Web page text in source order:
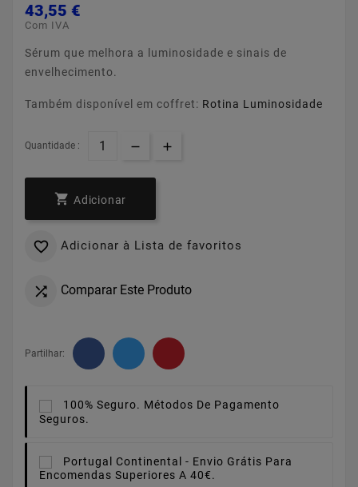
43,55 €
Com IVA
Sérum que melhora a luminosidade e sinais de
envelhecimento.
Também disponível em coffret: Rotina Luminosidade
Quantidade :
 Adicionar
 Adicionar à Lista de favoritos
 Comparar Este Produto
Partilhar:
100% Seguro. Métodos De Pagamento
Seguros.
Portugal Continental - Envio Grátis Para
Encomendas Superiores A 40€.